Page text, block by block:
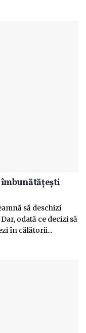
să deschizi
odată ce decizi să
în călătorii...